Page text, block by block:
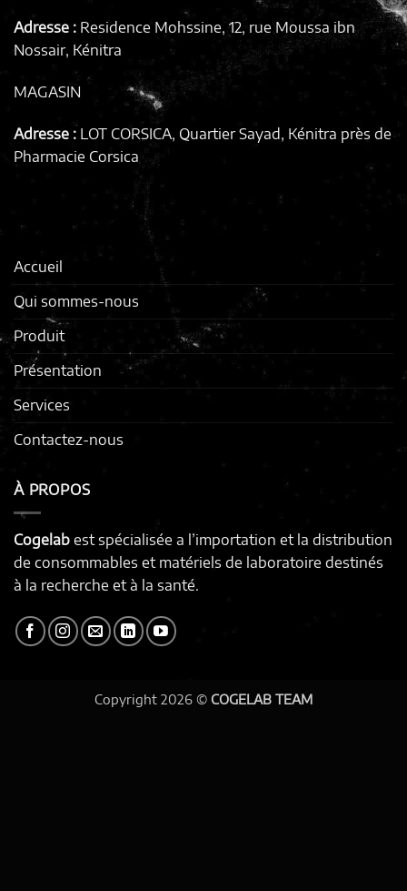
Adresse : Residence Mohssine, 12, rue Moussa ibn
Nossair, Kénitra
MAGASIN
Adresse : LOT CORSICA, Quartier Sayad, Kénitra près de
Pharmacie Corsica
Accueil
Qui sommes-nous
Produit
Présentation
Services
Contactez-nous
À PROPOS
Cogelab est spécialisée a l’importation et la distribution
de consommables et matériels de laboratoire destinés
à la recherche et à la santé.
Copyright 2026 © COGELAB TEAM